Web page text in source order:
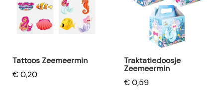
Tattoos Zeemeermin
€ 0,20
Traktatiedoosje
Zeemeermin
€ 0,59